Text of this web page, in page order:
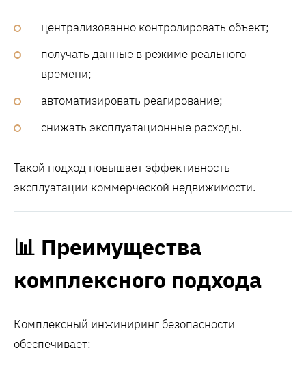
централизованно контролировать объект;
получать данные в режиме реального
времени;
автоматизировать реагирование;
снижать эксплуатационные расходы.
Такой подход повышает эффективность
эксплуатации коммерческой недвижимости.
📊 Преимущества
комплексного подхода
Комплексный инжиниринг безопасности
обеспечивает: